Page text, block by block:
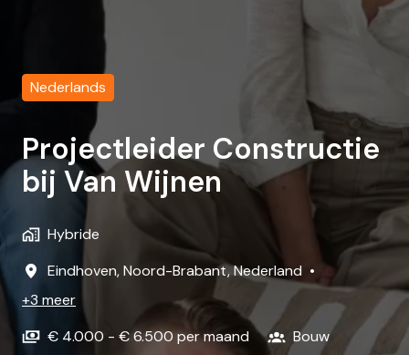
Nederlands
Projectleider Constructie
bij Van Wijnen
Hybride
Eindhoven,Noord-Brabant,Nederland •
+3 meer
€ 4.000 - € 6.500 per maand
Bouw